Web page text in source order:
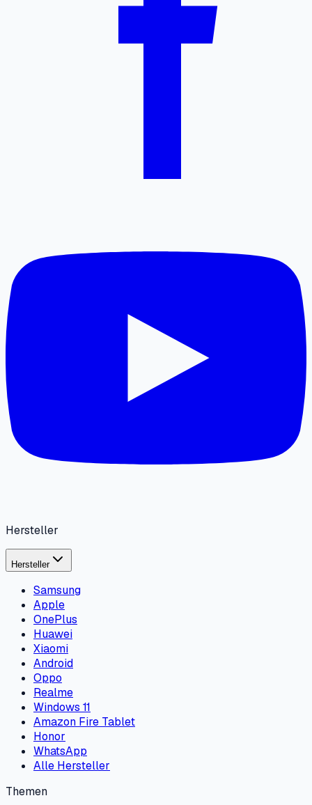
Hersteller
Hersteller
Samsung
Apple
OnePlus
Huawei
Xiaomi
Android
Oppo
Realme
Windows 11
Amazon Fire Tablet
Honor
WhatsApp
Alle Hersteller
Themen